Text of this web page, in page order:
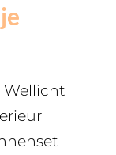
Wellicht